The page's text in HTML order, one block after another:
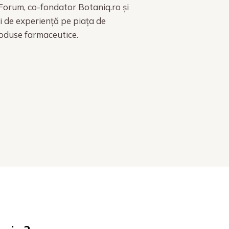
co-fondator Botaniq.ro și
experiență pe piața de
farmaceutice.